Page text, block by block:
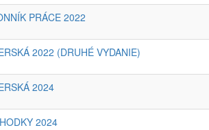
PRÁCE 2022
2022 (DRUHÉ VYDANIE)
2024
2024